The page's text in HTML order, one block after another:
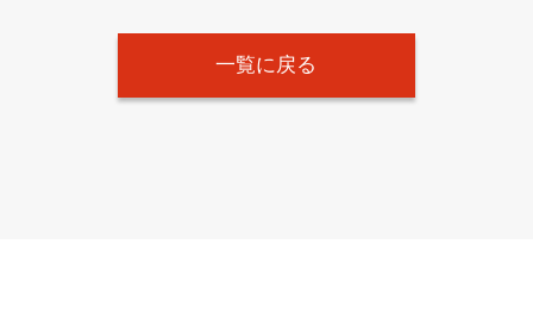
一覧に戻る